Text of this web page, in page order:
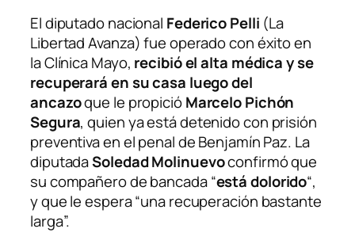
El diputado nacional Federico Pelli (La
Libertad Avanza) fue operado con éxito en
la Clínica Mayo, recibió el alta médica y se
recuperará en su casa luego del
ancazoque le propicióMarcelo Pichón
Segura, quien ya está detenido con prisión
preventiva en el penal de Benjamín Paz. La
diputadaSoledad Molinuevoconfirmó que
su compañero de bancada “está dolorido“,
y que le espera “una recuperación bastante
larga”.